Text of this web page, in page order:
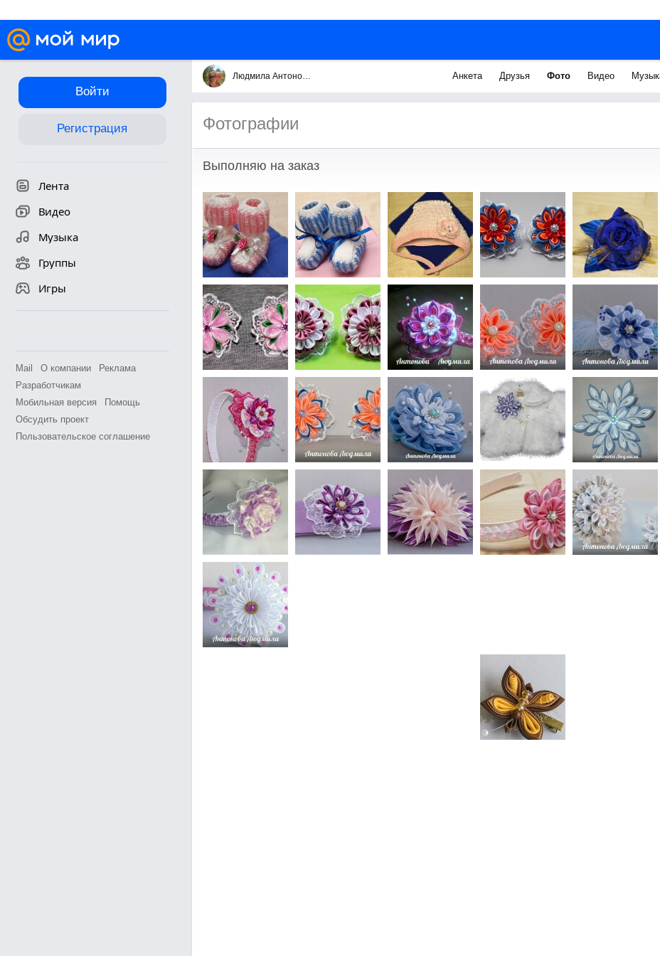
Войти
Регистрация
Лента
Видео
Музыка
Группы
Игры
Mail О компании
Реклама
Разработчикам
Мобильная версия
Помощь
Обсудить проект
Пользовательское соглашение
Людмила Антонова(Сарбей) Анкета Друзья Фото Видео
Фотографии
Выполняю на заказ